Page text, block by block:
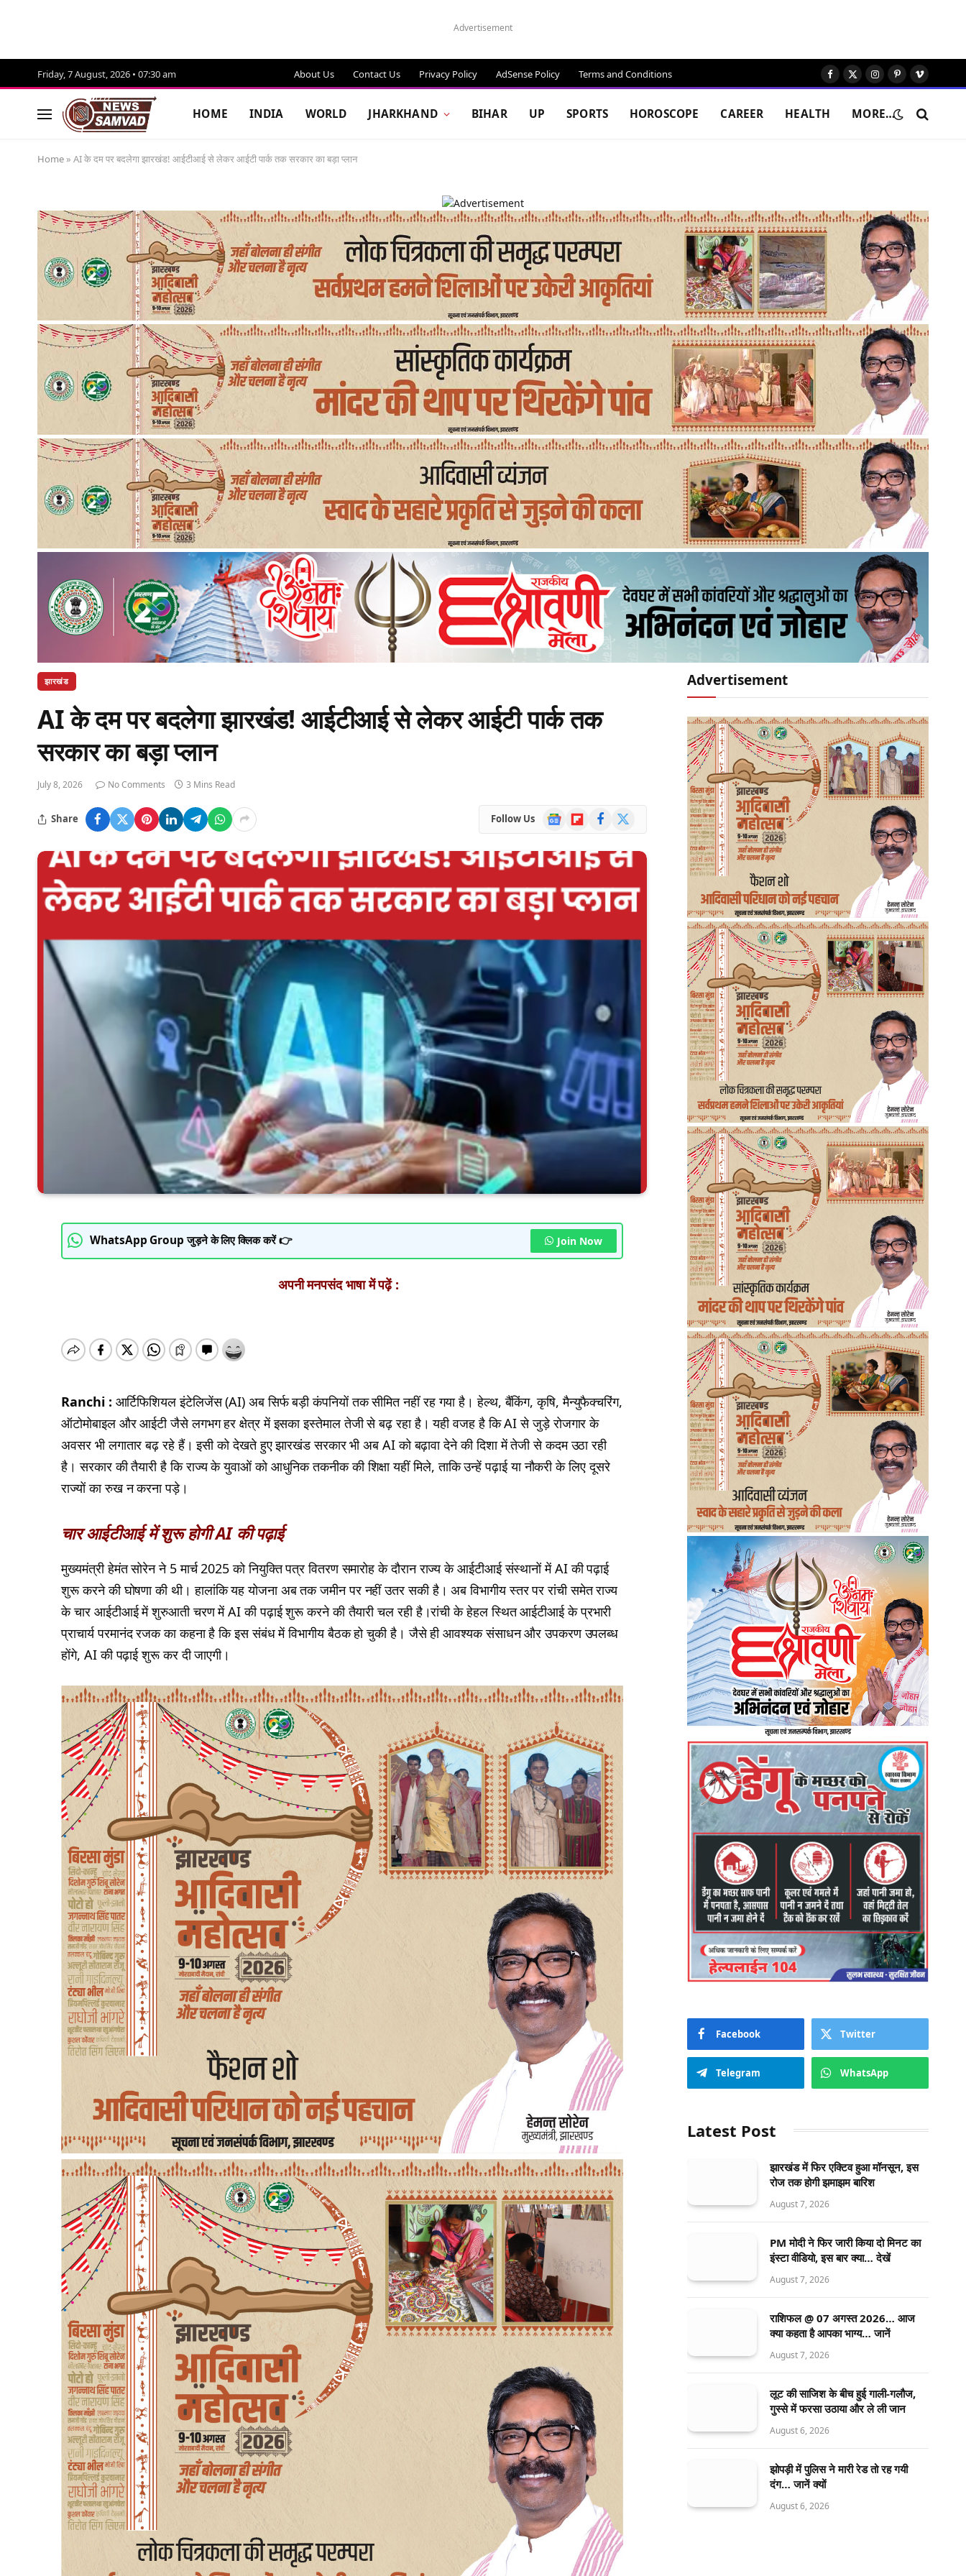
Advertisement
Friday, 7 August, 2026 • 07:30 am About Us Contact Us Privacy Policy AdSense Policy Terms and Conditions Facebook
X
Instagram
Pinterest
Vimeo
HOME INDIA WORLD JHARKHAND BIHAR UP SPORTS HOROSCOPE CAREER HEALTH MORE…
Home » AI के दम पर बदलेगा झारखंड! आईटीआई से लेकर आईटी पार्क तक सरकार का बड़ा प्लान
झारखंड
AI के दम पर बदलेगा झारखंड! आईटीआई से लेकर आईटी पार्क तक
सरकार का बड़ा प्लान
July 8, 2026 No Comments 3 Mins Read
Share Follow Us
Google
News
FlipboardFacebook
WhatsApp Group जुड़ने के लिए क्लिक करें 👉 Join Now
अपनी मनपसंद भाषा में पढ़ें :
Ranchi : आर्टिफिशियल इंटेलिजेंस (AI) अब सिर्फ बड़ी कंपनियों तक सीमित नहीं रह गया है। हेल्थ, बैंकिंग, कृषि, मैन्युफैक्चरिंग,
ऑटोमोबाइल और आईटी जैसे लगभग हर क्षेत्र में इसका इस्तेमाल तेजी से बढ़ रहा है। यही वजह है कि AI से जुड़े रोजगार के
अवसर भी लगातार बढ़ रहे हैं। इसी को देखते हुए झारखंड सरकार भी अब AI को बढ़ावा देने की दिशा में तेजी से कदम उठा रही
है। सरकार की तैयारी है कि राज्य के युवाओं को आधुनिक तकनीक की शिक्षा यहीं मिले, ताकि उन्हें पढ़ाई या नौकरी के लिए दूसरे
राज्यों का रुख न करना पड़े।
चार आईटीआई में शुरू होगी AI की पढ़ाई
मुख्यमंत्री हेमंत सोरेन ने 5 मार्च 2025 को नियुक्ति पत्र वितरण समारोह के दौरान राज्य के आईटीआई संस्थानों में AI की पढ़ाई
शुरू करने की घोषणा की थी। हालांकि यह योजना अब तक जमीन पर नहीं उतर सकी है। अब विभागीय स्तर पर रांची समेत राज्य
के चार आईटीआई में शुरुआती चरण में AI की पढ़ाई शुरू करने की तैयारी चल रही है।रांची के हेहल स्थित आईटीआई के प्रभारी
प्राचार्य परमानंद रजक का कहना है कि इस संबंध में विभागीय बैठक हो चुकी है। जैसे ही आवश्यक संसाधन और उपकरण उपलब्ध
होंगे, AI की पढ़ाई शुरू कर दी जाएगी।
Advertisement
Facebook Twitter
Telegram WhatsApp
Latest Post
झारखंड में फिर एक्टिव हुआ मॉनसून, इस
रोज तक होगी झमाझम बारिश
August 7, 2026
PM मोदी ने फिर जारी किया दो मिनट का
इंस्टा वीडियो, इस बार क्या… देखें
August 7, 2026
राशिफल @ 07 अगस्त 2026… आज
क्या कहता है आपका भाग्य… जानें
August 7, 2026
लूट की साजिश के बीच हुई गाली-गलौज,
गुस्से में फरसा उठाया और ले ली जान
August 6, 2026
झोपड़ी में पुलिस ने मारी रेड तो रह गयी
दंग… जानें क्यों
August 6, 2026